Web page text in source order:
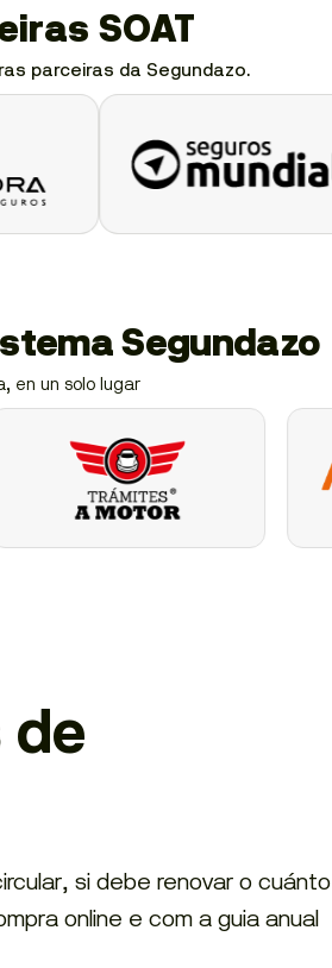
SOAT
parceiras da Segundazo.
Segundazo
en un solo lugar
de
si debe renovar o cuánto
online e com a guia anual